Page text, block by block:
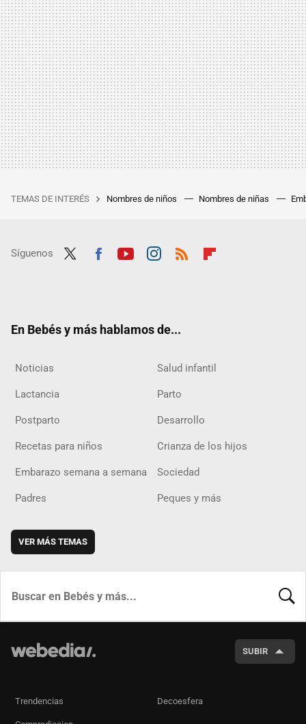
TEMAS DE INTERÉS Nombres de niños Nombres de niñas
Síguenos
En Bebés y más hablamos de...
Noticias Salud infantil
Lactancia Parto
Postparto Desarrollo
Recetas para niños Crianza de los hijos
Embarazo semana a semana Sociedad
Padres Peques y más
VER MÁS TEMAS
SUBIR
Trendencias Decoesfera